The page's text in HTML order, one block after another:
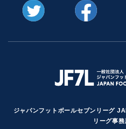
ジャパンフットボールセブンリーグ
リーグ事務